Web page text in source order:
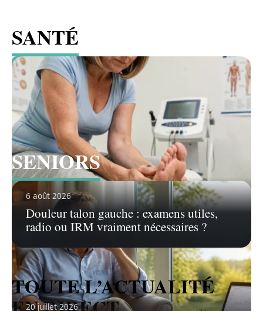
SANTÉ
6 août 2026
Douleur talon gauche : examens utiles,
radio ou IRM vraiment nécessaires ?
Voir tous les articles
SENIORS
20 juillet 2026
Voir tous les articles
TOUTE L’ACTUALITÉ